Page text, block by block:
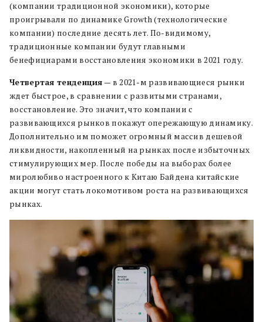
(компании традиционной экономики), которые
проигрывали по динамике Growth (технологические
компании) последние десять лет. По-видимому,
традиционные компании будут главными
бенефициарами восстановления экономики в 2021 году.
Четвертая тенденция — в 2021-м развивающиеся рынки
ждет быстрое, в сравнении с развитыми странами,
восстановление. Это значит, что компании с
развивающихся рынков покажут опережающую динамику.
Дополнительно им поможет огромный массив дешевой
ликвидности, накопленный на рынках после избыточных
стимулирующих мер. После победы на выборах более
миролюбиво настроенного к Китаю Байдена китайские
акции могут стать локомотивом роста на развивающихся
рынках.